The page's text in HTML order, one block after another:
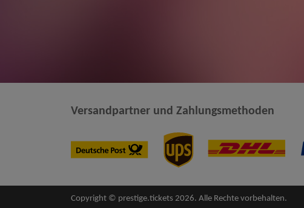
Versandpartner und Zahlungsmethoden
Copyright © prestige.tickets 2026. Alle Rechte vorbehalten.